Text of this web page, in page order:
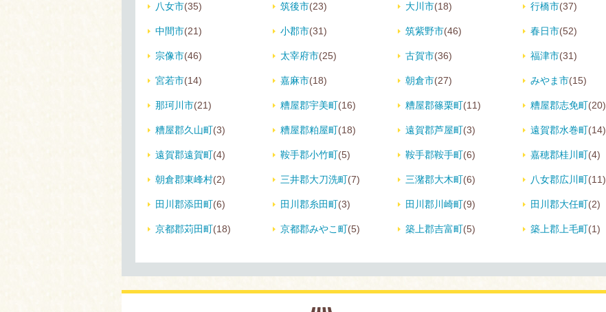
八女市(35) 筑後市(23) 大川市(18) 行橋市(37)
中間市(21) 小郡市(31) 筑紫野市(46) 春日市(52)
宗像市(46) 太宰府市(25) 古賀市(36) 福津市(31)
宮若市(14) 嘉麻市(18) 朝倉市(27) みやま市(15)
那珂川市(21) 糟屋郡宇美町(16) 糟屋郡篠栗町(11) 糟屋郡志免町(20)
糟屋郡久山町(3) 糟屋郡粕屋町(18) 遠賀郡芦屋町(3) 遠賀郡水巻町(14)
遠賀郡遠賀町(4) 鞍手郡小竹町(5) 鞍手郡鞍手町(6) 嘉穂郡桂川町(4)
朝倉郡東峰村(2) 三井郡大刀洗町(7) 三潴郡大木町(6) 八女郡広川町(11)
田川郡添田町(6) 田川郡糸田町(3) 田川郡川崎町(9) 田川郡大任町(2)
京都郡苅田町(18) 京都郡みやこ町(5) 築上郡吉富町(5) 築上郡上毛町(1)